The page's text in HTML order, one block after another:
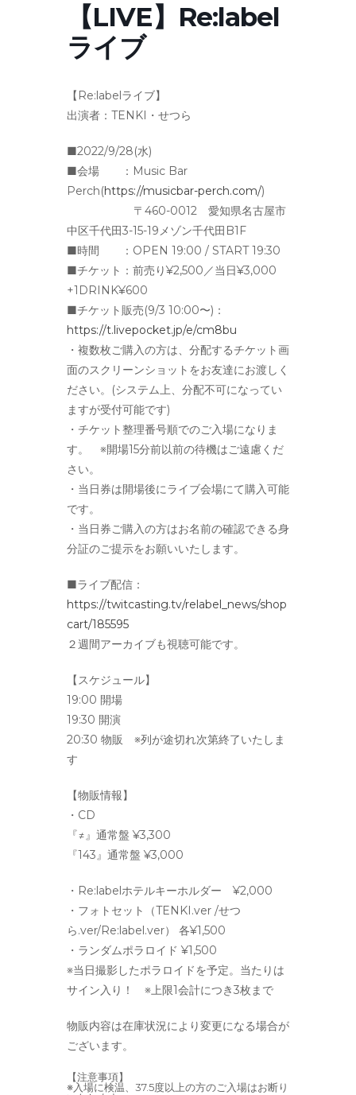
【LIVE】Re:label
ライブ
【Re:labelライブ】
出演者：TENKI・せつら
■2022/9/28(水)
■会場 ：Music Bar
Perch(https://musicbar-perch.com/)
〒460-0012 愛知県名古屋市
中区千代田3-15-19メゾン千代田B1F
■時間 ：OPEN 19:00 / START 19:30
■チケット：前売り¥2,500／当日¥3,000
+1DRINK¥600
■チケット販売(9/3 10:00〜)：
https://t.livepocket.jp/e/cm8bu
・複数枚ご購入の方は、分配するチケット画
面のスクリーンショットをお友達にお渡しく
ださい。(システム上、分配不可になってい
ますが受付可能です)
・チケット整理番号順でのご入場になりま
す。 ※開場15分前以前の待機はご遠慮くだ
さい。
・当日券は開場後にライブ会場にて購入可能
です。
・当日券ご購入の方はお名前の確認できる身
分証のご提示をお願いいたします。
■ライブ配信：
https://twitcasting.tv/relabel_news/shop
cart/185595
２週間アーカイブも視聴可能です。
【スケジュール】
19:00 開場
19:30 開演
20:30 物販 ※列が途切れ次第終了いたしま
す
【物販情報】
・CD
『≠』通常盤 ¥3,300
『143』通常盤 ¥3,000
・Re:labelホテルキーホルダー ¥2,000
・フォトセット（TENKI.ver /せつ
ら.ver/Re:label.ver） 各¥1,500
・ランダムポラロイド ¥1,500
※当日撮影したポラロイドを予定。当たりは
サイン入り！ ※上限1会計につき3枚まで
物販内容は在庫状況により変更になる場合が
ございます。
【注意事項】
※入場に検温、37.5度以上の方のご入場はお断り